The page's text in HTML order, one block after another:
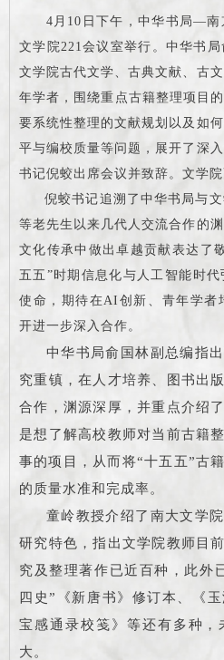
4月10日下午，中华书局—南
文学院221会议室举行。中华书
文学院古代文学、古典文献、古
年学者，围绕重点古籍整理项目
要系统性整理的文献规划以及如
平与编校质量等问题，展开了深
书记倪蛟出席会议并致辞。文学
倪蛟书记追溯了中华书局与
等老先生以来几代人交流合作的
文化传承中做出卓越贡献表达了
五五”时期信息化与人工智能时
使命，期待在AI创新、青年学者
开进一步深入合作。
中华书局俞国林副总编指
究重镇，在人才培养、图书出
合作，渊源深厚，并重点介绍
是想了解高校教师对当前古籍
事的项目，从而将“十五五”古
的质量水准和完成率。
童岭教授介绍了南大文学
研究特色，指出文学院教师目
究及整理著作已近百种，此外
四史”《新唐书》修订本、《
宝感通录校笺》等还有多种
大。